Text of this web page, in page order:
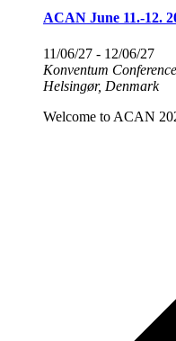
ACAN June 11.-12.
11/06/27 - 12/06/27
Konventum
Helsingør, Denmark
Welcome to ACAN